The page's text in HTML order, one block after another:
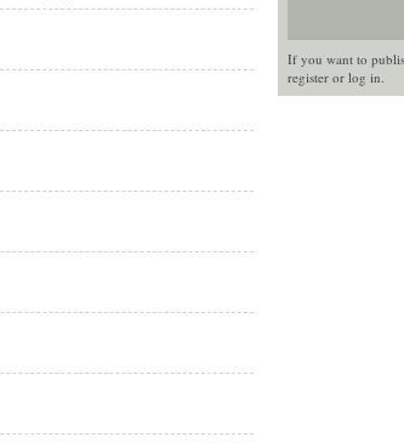
If you want to
register or log in.